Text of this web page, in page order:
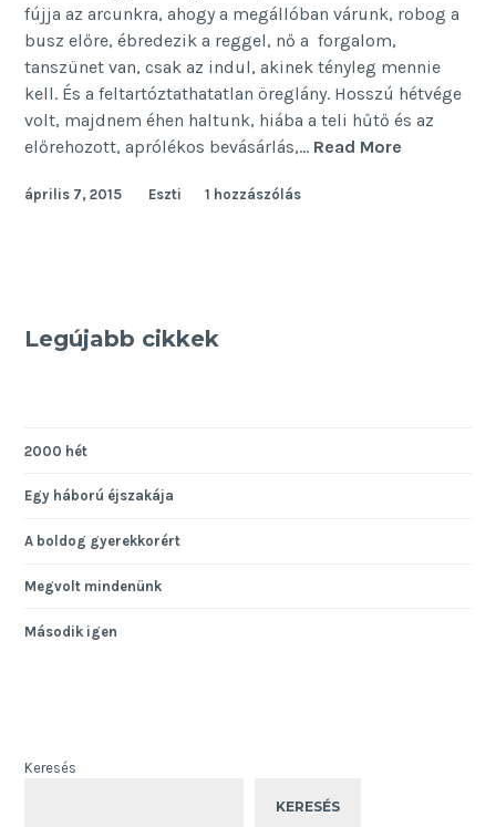
fújja az arcunkra, ahogy a megállóban várunk, robog a
busz előre, ébredezik a reggel, nő a forgalom,
tanszünet van, csak az indul, akinek tényleg mennie
kell. És a feltartóztathatatlan öreglány. Hosszú hétvége
volt, majdnem éhen haltunk, hiába a teli hűtő és az
előrehozott, aprólékos bevásárlás,… Read More
április 7, 2015 Eszti 1 hozzászólás
Legújabb cikkek
2000 hét
Egy háború éjszakája
A boldog gyerekkorért
Megvolt mindenünk
Második igen
Keresés
KERESÉS